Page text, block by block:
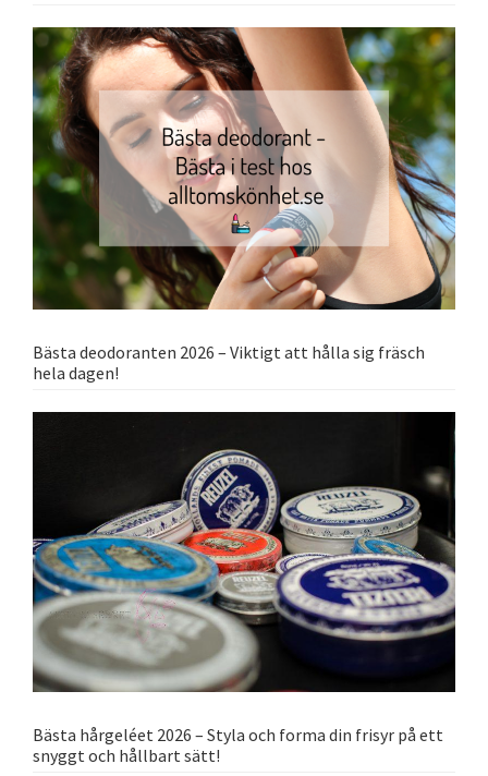
Bästa deodoranten 2026 – Viktigt att hålla sig fräsch
hela dagen!
Bästa hårgeléet 2026 – Styla och forma din frisyr på ett
snyggt och hållbart sätt!